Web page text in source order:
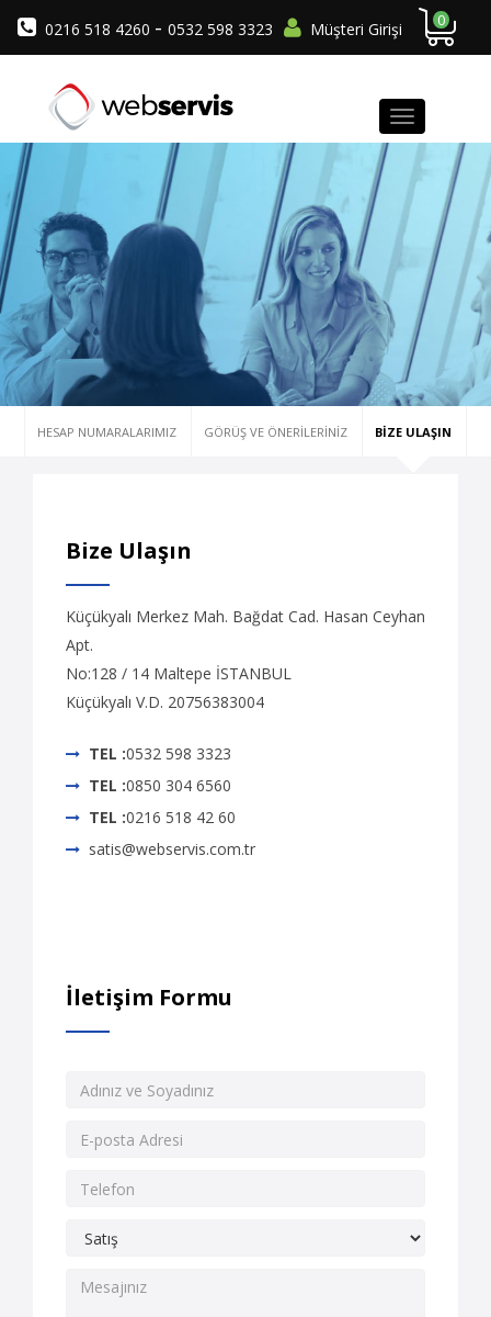
0216 518 4260 - 0532 598 3323 Müşteri Girişi 0
HESAP NUMARALARIMIZ GÖRÜŞ VE ÖNERILERINIZ BIZE ULAŞIN
Bize Ulaşın
Küçükyalı Merkez Mah. Bağdat Cad. Hasan Ceyhan
Apt.
No:128 / 14 Maltepe İSTANBUL
Küçükyalı V.D. 20756383004
TEL :0532 598 3323
TEL :0850 304 6560
TEL :0216 518 42 60
satis@webservis.com.tr
İletişim Formu